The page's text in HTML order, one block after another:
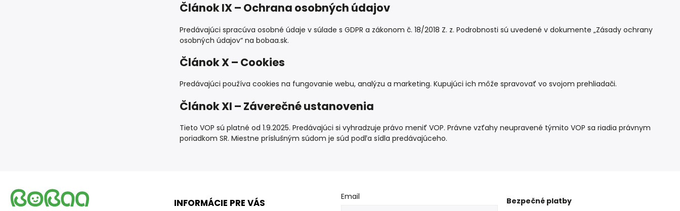
Článok IX – Ochrana osobných údajov
Predávajúci spracúva osobné údaje v súlade s GDPR a zákonom č. 18/2018 Z. z. Podrobnosti sú uvedené v dokumente „Zásady ochrany
osobných údajov“ na bobaa.sk.
Článok X – Cookies
Predávajúci používa cookies na fungovanie webu, analýzu a marketing. Kupujúci ich môže spravovať vo svojom prehliadači.
Článok XI – Záverečné ustanovenia
Tieto VOP sú platné od 1.9.2025. Predávajúci si vyhradzuje právo meniť VOP. Právne vzťahy neupravené týmito VOP sa riadia právnym
poriadkom SR. Miestne príslušným súdom je súd podľa sídla predávajúceho.
INFORMÁCIE PRE VÁS
Email Bezpečné platby